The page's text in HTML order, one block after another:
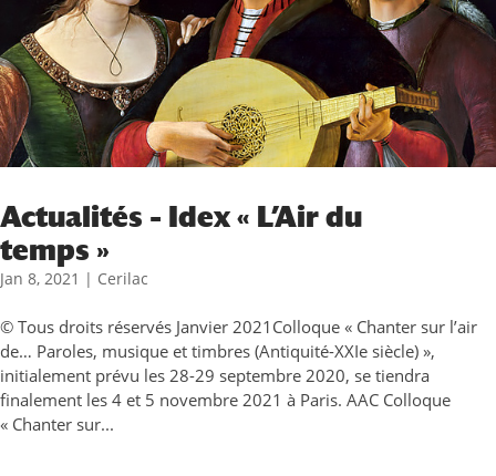
Actualités – Idex « L’Air du
temps »
Jan 8, 2021 | Cerilac
© Tous droits réservés Janvier 2021Colloque « Chanter sur l’air
de… Paroles, musique et timbres (Antiquité-XXIe siècle) »,
initialement prévu les 28-29 septembre 2020, se tiendra
finalement les 4 et 5 novembre 2021 à Paris. AAC Colloque
« Chanter sur...